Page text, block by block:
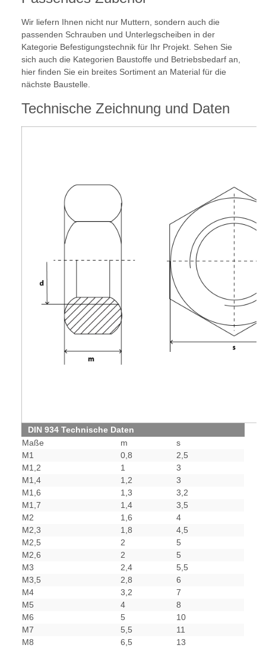
Wir liefern Ihnen nicht nur Muttern, sondern auch die
passenden Schrauben und Unterlegscheiben in der
Kategorie Befestigungstechnik für Ihr Projekt. Sehen Sie
sich auch die Kategorien Baustoffe und Betriebsbedarf an,
hier finden Sie ein breites Sortiment an Material für die
nächste Baustelle.
Technische Zeichnung und Daten
DIN 934 Technische Daten
Maße
m
s
M1
0,8
2,5
M1,2
1
3
M1,4
1,2
3
M1,6
1,3
3,2
M1,7
1,4
3,5
M2
1,6
4
M2,3
1,8
4,5
M2,5
2
5
M2,6
2
5
M3
2,4
5,5
M3,5
2,8
6
M4
3,2
7
M5
4
8
M6
5
10
M7
5,5
11
M8
6,5
13